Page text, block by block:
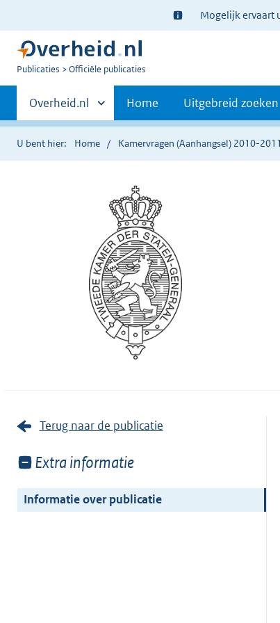
Ter
informatie:
Mogelijk ervaart
U
Publicaties Officiële publicaties
Primaire
navigatie
Andere
sites
binnen
Overheid.nl Home Uitgebreid zoeken
U bent hier: Home Kamervragen (Aanhangsel) 2010-
Terug naar de publicatie
Toon
van:
Extra informatie
Informatie over publicatie